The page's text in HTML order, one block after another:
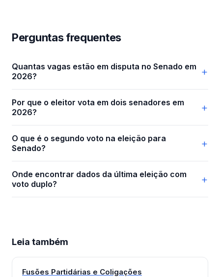
Perguntas frequentes
Quantas vagas estão em disputa no Senado em
2026?
Por que o eleitor vota em dois senadores em
2026?
O que é o segundo voto na eleição para
Senado?
Onde encontrar dados da última eleição com
voto duplo?
Leia também
Fusões Partidárias e Coligações